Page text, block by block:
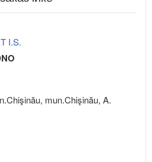
I.S.
mun.Chişinău, A.